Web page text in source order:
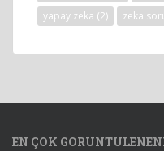
yapay zeka (2) zeka
EN ÇOK